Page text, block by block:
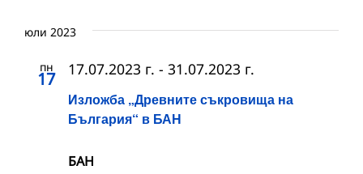
юли 2023
пн
17
Изложба „Древните съкровища на
България“ в БАН
17.07.2023 г. - 31.07.2023 г.
БАН